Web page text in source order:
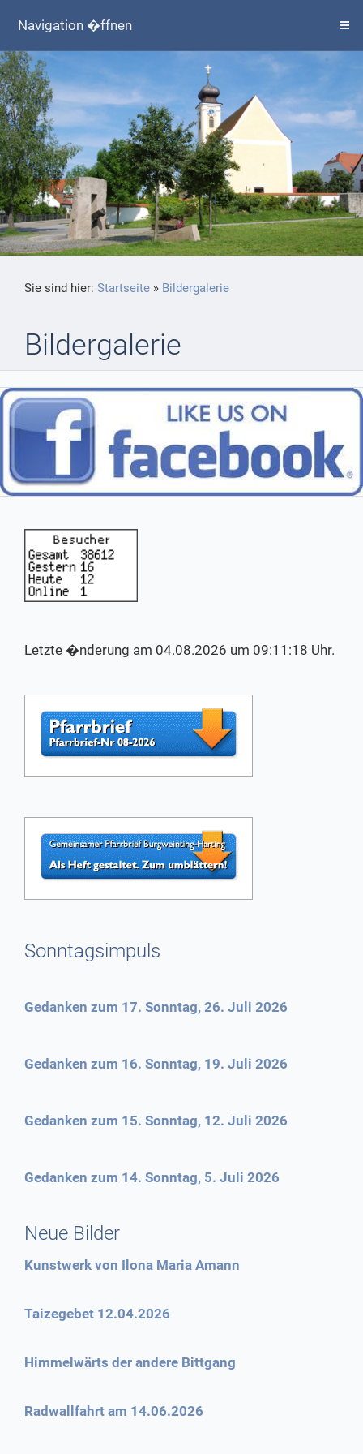
Navigation �ffnen
Sie sind hier: Startseite » Bildergalerie
Bildergalerie
Letzte �nderung am 04.08.2026 um 09:11:18 Uhr.
Sonntagsimpuls
Gedanken zum 17. Sonntag, 26. Juli 2026
Gedanken zum 16. Sonntag, 19. Juli 2026
Gedanken zum 15. Sonntag, 12. Juli 2026
Gedanken zum 14. Sonntag, 5. Juli 2026
Neue Bilder
Kunstwerk von Ilona Maria Amann
Taizegebet 12.04.2026
Himmelwärts der andere Bittgang
Radwallfahrt am 14.06.2026